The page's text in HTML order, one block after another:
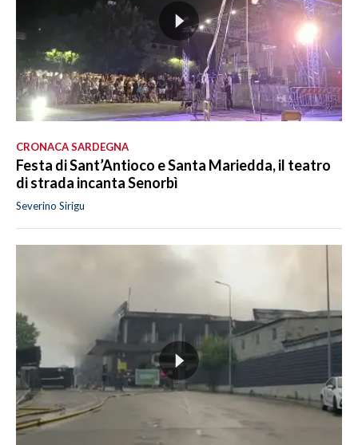
CRONACA SARDEGNA
Festa di Sant’Antioco e Santa Mariedda, il teatro
di strada incanta Senorbì
Severino Sirigu